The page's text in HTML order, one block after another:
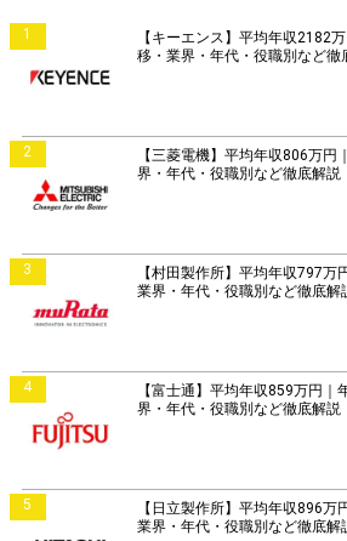
1
【キーエンス】平均年収2182
移・業界・年代・役職別など徹
2
【三菱電機】平均年収806万円
界・年代・役職別など徹底解説
3
【村田製作所】平均年収797万
業界・年代・役職別など徹底解
4
【富士通】平均年収859万円｜
界・年代・役職別など徹底解説
5
【日立製作所】平均年収896万
業界・年代・役職別など徹底解